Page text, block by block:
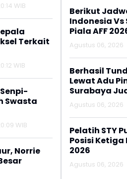
WIB
Terkait
WIB
Swasta
WIB
Norrie
Berikut
Indonesia
Piala AFF
Agustus 06, 2026
Berhasil
Lewat Adu
Surabaya
2026
Agustus 06, 2026
Pelatih STY
Posisi Ketiga
2026
Agustus 06, 2026